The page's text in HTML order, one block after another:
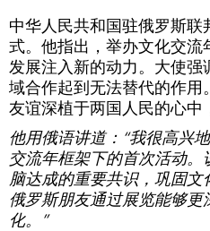
中华人民共和国驻俄罗斯
式。他指出，举办文化交
发展注入新的动力。大使
域合作起到无法替代的作用
友谊深植于两国人民的心中
他用俄语讲道：“我很高兴
交流年框架下的首次活动
脑达成的重要共识，巩固文
俄罗斯朋友通过展览能够
化。”